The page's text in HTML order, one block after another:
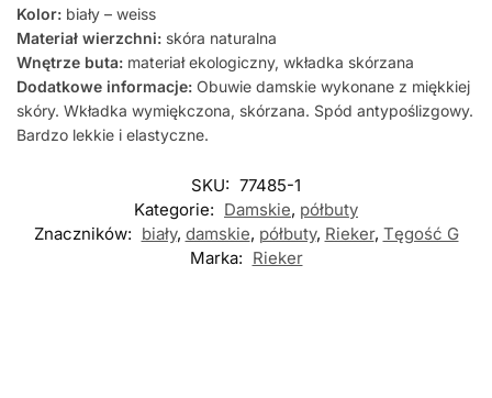
Kolor: biały – weiss
Materiał wierzchni: skóra naturalna
Wnętrze buta: materiał ekologiczny, wkładka skórzana
Dodatkowe informacje: Obuwie damskie wykonane z miękkiej
skóry. Wkładka wymiękczona, skórzana. Spód antypoślizgowy.
Bardzo lekkie i elastyczne.
SKU: 77485-1
Kategorie: Damskie, półbuty
Znaczników: biały, damskie, półbuty, Rieker, Tęgość G
Marka: Rieker